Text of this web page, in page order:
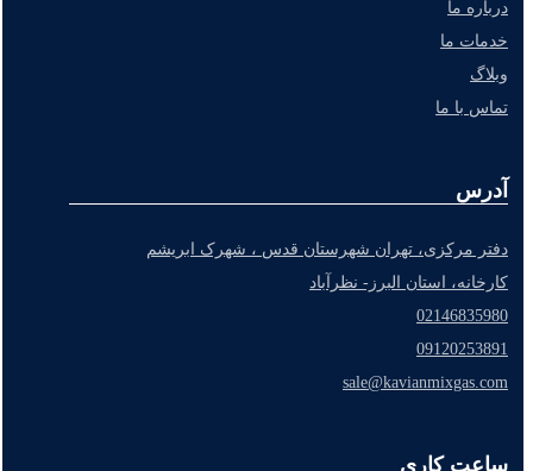
درباره ما
خدمات ما
وبلاگ
تماس با ما
آدرس
دفتر مرکزی، تهران شهرستان قدس ، شهرک ابریشم
کارخانه، استان البرز- نظرآباد
02146835980
09120253891
sale@kavianmixgas.com
ساعت کاری